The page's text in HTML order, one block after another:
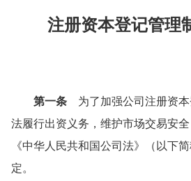
注册资本登记管理
第一条 为了加强公司注册资
法履行出资义务，维护市场交易安
《中华人民共和国公司法》（以下
定。